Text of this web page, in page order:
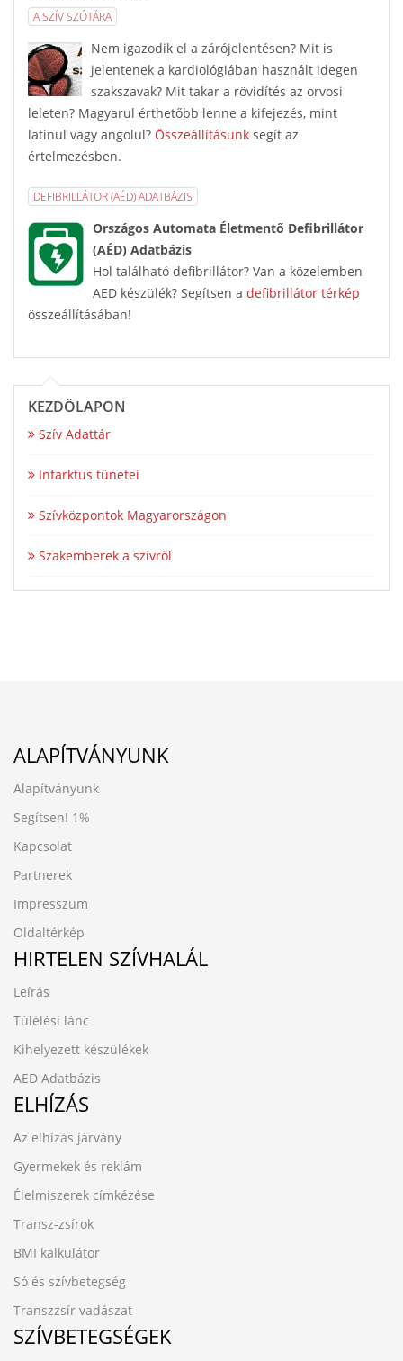
A SZÍV SZÓTÁRA
Nem igazodik el a zárójelentésen? Mit is
jelentenek a kardiológiában használt idegen
szakszavak? Mit takar a rövidítés az orvosi
leleten? Magyarul érthetőbb lenne a kifejezés, mint
latinul vagy angolul? Összeállításunk segít az
értelmezésben.
DEFIBRILLÁTOR (AÉD) ADATBÁZIS
Országos Automata Életmentő Defibrillátor
(AÉD) Adatbázis
Hol található defibrillátor? Van a közelemben
AED készülék? Segítsen a defibrillátor térkép
összeállításában!
KEZDŐLAPON
Szív Adattár
Infarktus tünetei
Szívközpontok Magyarországon
Szakemberek a szívről
ALAPÍTVÁNYUNK
Alapítványunk
Segítsen! 1%
Kapcsolat
Partnerek
Impresszum
Oldaltérkép
HIRTELEN SZÍVHALÁL
Leírás
Túlélési lánc
Kihelyezett készülékek
AED Adatbázis
ELHÍZÁS
Az elhízás járvány
Gyermekek és reklám
Élelmiszerek címkézése
Transz-zsírok
BMI kalkulátor
Só és szívbetegség
Transzzsír vadászat
SZÍVBETEGSÉGEK